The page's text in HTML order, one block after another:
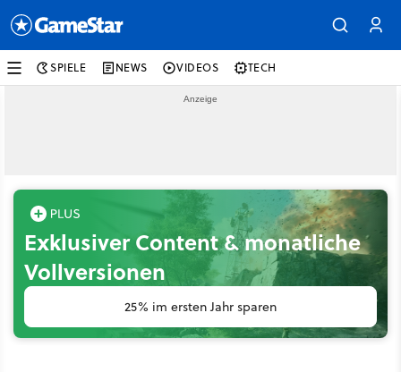
SPIELE NEWS VIDEOS TECH
Exklusiver Content & monatliche
Vollversionen
25% im ersten Jahr sparen